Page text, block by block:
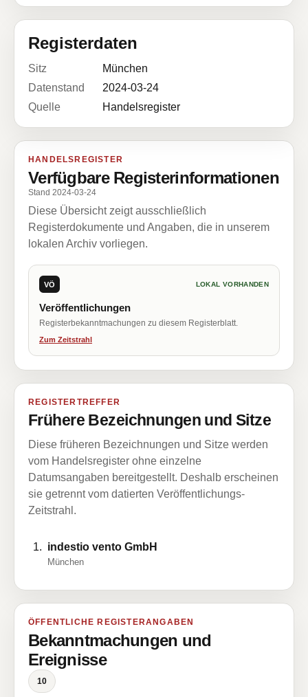
Registerdaten
Sitz
München
Datenstand
2024-03-24
Quelle
Handelsregister
HANDELSREGISTER
Verfügbare Registerinformationen
Stand 2024-03-24
Diese Übersicht zeigt ausschließlich
Registerdokumente und Angaben, die in unserem
lokalen Archiv vorliegen.
VÖ LOKAL VORHANDEN
Veröffentlichungen
Registerbekanntmachungen zu diesem Registerblatt.
Zum Zeitstrahl
REGISTERTREFFER
Frühere Bezeichnungen und Sitze
Diese früheren Bezeichnungen und Sitze werden
vom Handelsregister ohne einzelne
Datumsangaben bereitgestellt. Deshalb erscheinen
sie getrennt vom datierten Veröffentlichungs-
Zeitstrahl.
indestio vento GmbH
München
ÖFFENTLICHE REGISTERANGABEN
Bekanntmachungen und
Ereignisse
10